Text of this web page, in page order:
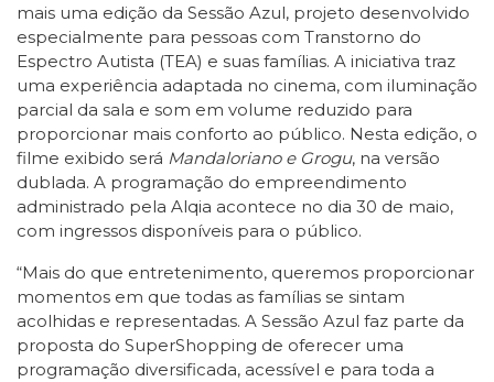
mais uma edição da Sessão Azul, projeto desenvolvido
especialmente para pessoas com Transtorno do
Espectro Autista (TEA) e suas famílias. A iniciativa traz
uma experiência adaptada no cinema, com iluminação
parcial da sala e som em volume reduzido para
proporcionar mais conforto ao público. Nesta edição, o
filme exibido será Mandaloriano e Grogu, na versão
dublada. A programação do empreendimento
administrado pela Alqia acontece no dia 30 de maio,
com ingressos disponíveis para o público.
“Mais do que entretenimento, queremos proporcionar
momentos em que todas as famílias se sintam
acolhidas e representadas. A Sessão Azul faz parte da
proposta do SuperShopping de oferecer uma
programação diversificada, acessível e para toda a